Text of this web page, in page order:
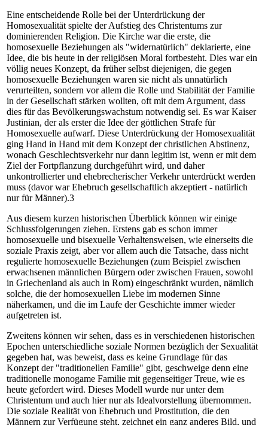
Eine entscheidende Rolle bei der Unterdrückung der
Homosexualität spielte der Aufstieg des Christentums zur
dominierenden Religion. Die Kirche war die erste, die
homosexuelle Beziehungen als "widernatürlich" deklarierte, eine
Idee, die bis heute in der religiösen Moral fortbesteht. Dies war ein
völlig neues Konzept, da früher selbst diejenigen, die gegen
homosexuelle Beziehungen waren sie nicht als unnatürlich
verurteilten, sondern vor allem die Rolle und Stabilität der Familie
in der Gesellschaft stärken wollten, oft mit dem Argument, dass
dies für das Bevölkerungswachstum notwendig sei. Es war Kaiser
Justinian, der als erster die Idee der göttlichen Strafe für
Homosexuelle aufwarf. Diese Unterdrückung der Homosexualität
ging Hand in Hand mit dem Konzept der christlichen Abstinenz,
wonach Geschlechtsverkehr nur dann legitim ist, wenn er mit dem
Ziel der Fortpflanzung durchgeführt wird, und daher
unkontrollierter und ehebrecherischer Verkehr unterdrückt werden
muss (davor war Ehebruch gesellschaftlich akzeptiert - natürlich
nur für Männer).3
Aus diesem kurzen historischen Überblick können wir einige
Schlussfolgerungen ziehen. Erstens gab es schon immer
homosexuelle und bisexuelle Verhaltensweisen, wie einerseits die
soziale Praxis zeigt, aber vor allem auch die Tatsache, dass nicht
regulierte homosexuelle Beziehungen (zum Beispiel zwischen
erwachsenen männlichen Bürgern oder zwischen Frauen, sowohl
in Griechenland als auch in Rom) eingeschränkt wurden, nämlich
solche, die der homosexuellen Liebe im modernen Sinne
näherkamen, und die im Laufe der Geschichte immer wieder
aufgetreten ist.
Zweitens können wir sehen, dass es in verschiedenen historischen
Epochen unterschiedliche soziale Normen bezüglich der Sexualität
gegeben hat, was beweist, dass es keine Grundlage für das
Konzept der "traditionellen Familie" gibt, geschweige denn eine
traditionelle monogame Familie mit gegenseitiger Treue, wie es
heute gefordert wird. Dieses Modell wurde nur unter dem
Christentum und auch hier nur als Idealvorstellung übernommen.
Die soziale Realität von Ehebruch und Prostitution, die den
Männern zur Verfügung steht, zeichnet ein ganz anderes Bild, und